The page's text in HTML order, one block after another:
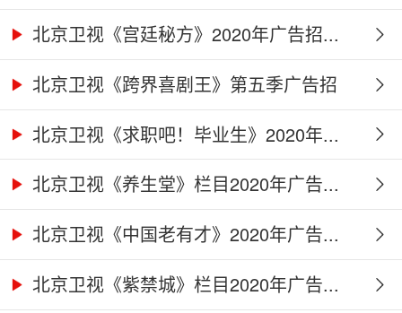
北京卫视《宫廷秘方》2020年广告招...
北京卫视《跨界喜剧王》第五季广告招
商...北京卫视《求职吧！毕业生》2020年...
北京卫视《养生堂》栏目2020年广告...
北京卫视《中国老有才》2020年广告...
北京卫视《紫禁城》栏目2020年广告...